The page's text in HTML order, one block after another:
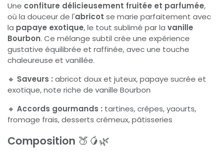
Une confiture délicieusement fruitée et parfumée,
où la douceur de l'abricot se marie parfaitement avec
la papaye exotique, le tout sublimé par la vanille
Bourbon. Ce mélange subtil crée une expérience
gustative équilibrée et raffinée, avec une touche
chaleureuse et vanillée.
🔸 Saveurs : abricot doux et juteux, papaye sucrée et
exotique, note riche de vanille Bourbon
🔸 Accords gourmands : tartines, crêpes, yaourts,
fromage frais, desserts crémeux, pâtisseries
Composition 🍑🥭🌿